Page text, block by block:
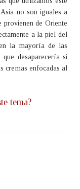
no son iguales a
provienen de Oriente
a la piel del
la mayoría de las
desaparecería si
cremas enfocadas al
tema?